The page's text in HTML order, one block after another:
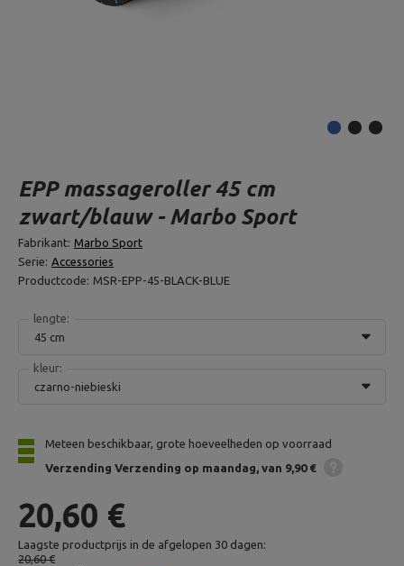
EPP massageroller 45 cm
zwart/blauw - Marbo Sport
Fabrikant: Marbo Sport
Serie: Accessories
Productcode: MSR-EPP-45-BLACK-BLUE
lengte:
45 cm
kleur:
czarno-niebieski
Meteen beschikbaar, grote hoeveelheden op voorraad
Verzending Verzending op maandag van 9,90 €
20,60 €
Laagste productprijs in de afgelopen 30 dagen:
20,60 €